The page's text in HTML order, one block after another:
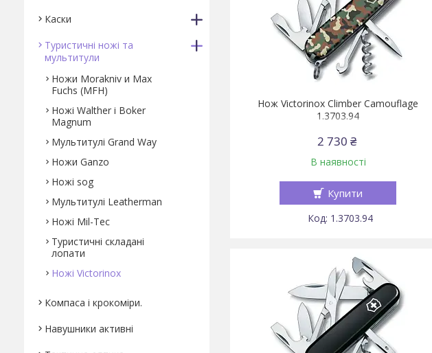
Нож Victorinox Climber Camouflage
1.3703.94
2 730 ₴
В наявності
Купити
1.3703.94
Каски
Туристичні ножі та
мультитули
Ножи Morakniv и Max
Fuchs (MFH)
Ножі Walther і Boker
Magnum
Мультитулі Grand Way
Ножи Ganzo
Ножі sog
Мультитулі Leatherman
Ножі Mil-Tec
Туристичні складані
лопати
Ножі Victorinox
Компаса і крокоміри.
Навушники активні